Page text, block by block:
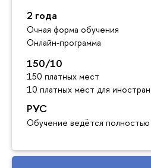
2 года
Очная форма обучения
Онлайн-программа
150/10
150 платных мест
10 платных мест для
РУС
Обучение ведётся полностью